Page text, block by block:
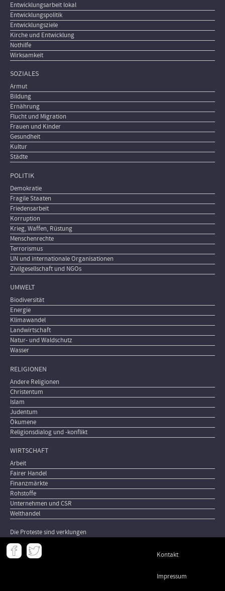
Entwicklungsarbeit lokal
Entwicklungspolitik
Entwicklungsziele
Kirche und Entwicklung
Nothilfe
Wirksamkeit
SOZIALES
Armut
Bildung
Ernährung
Flucht und Migration
Frauen und Kinder
Gesundheit
Kultur
Städte
POLITIK
Demokratie
Fragile Staaten
Friedensarbeit
Korruption
Krieg, Waffen, Rüstung
Menschenrechte
Terrorismus
UN und internationale Organisationen
Zivilgesellschaft und NGOs
UMWELT
Biodiversität
Energie
Klimawandel
Landwirtschaft
Natur- und Waldschutz
Wasser
RELIGIONEN
Andere Religionen
Christentum
Islam
Judentum
Ökumene
Religionsdialog und -konflikt
WIRTSCHAFT
Arbeit
Fairer Handel
Finanzmärkte
Rohstoffe
Unternehmen und CSR
Welthandel
Die Proteste sind verklungen
Meta
- Kontakt
Impressum